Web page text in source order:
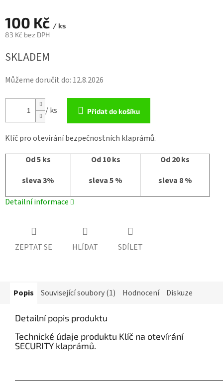
100 Kč / ks
83 Kč bez DPH
cena:
SKLADEM
Můžeme doručit do: 12.8.2026
/ ks Přidat do košíku
Klíč pro otevírání bezpečnostních klaprámů.
Od 5 ks
sleva 3%
Od 10 ks
sleva 5 %
Od 20 ks
sleva 8 %
Detailní informace
ZEPTAT SE HLÍDAT SDÍLET
Popis Související soubory (1) Hodnocení Diskuze
Detailní popis produktu
Technické údaje produktu Klíč na otevírání
SECURITY klaprámů.